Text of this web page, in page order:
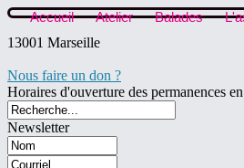
Accueil Atelier Balades
13001 Marseille
Nous faire un don ?
Horaires d'ouverture des permanences
Newsletter